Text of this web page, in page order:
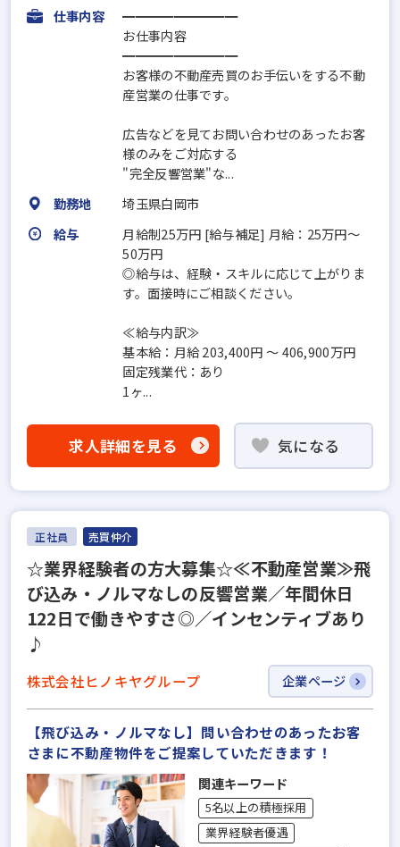
仕事内容
━━━━━━━━━
お仕事内容
━━━━━━━━━
お客様の不動産売買のお手伝いをする不動
産営業の仕事です。
広告などを見てお問い合わせのあったお客
様のみをご対応する
"完全反響営業"な...
勤務地
埼玉県白岡市
給与
月給制25万円 [給与補足] 月給：25万円～
50万円
◎給与は、経験・スキルに応じて上がりま
す。面接時にご相談ください。
≪給与内訳≫
基本給：月給 203,400円 〜 406,900万円
固定残業代：あり
1ヶ...
求人詳細を見る 気になる
正社員 売買仲介
☆業界経験者の方大募集☆≪不動産営業≫飛
び込み・ノルマなしの反響営業／年間休日
122日で働きやすさ◎／インセンティブあり
♪
株式会社ヒノキヤグループ 企業ページ
【飛び込み・ノルマなし】問い合わせのあったお客
さまに不動産物件をご提案していただきます！
関連キーワード
5名以上の積極採用
業界経験者優遇